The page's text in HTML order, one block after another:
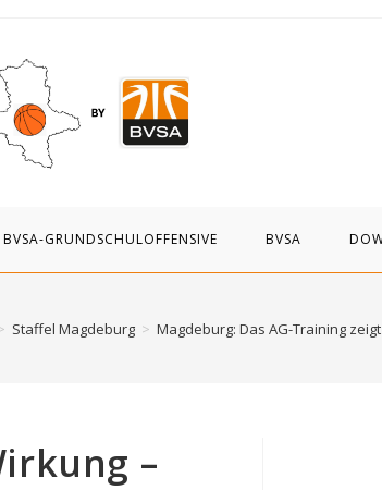
BVSA-GRUNDSCHULOFFENSIVE BVSA
Staffel Magdeburg > Magdeburg: Das AG-Training
–